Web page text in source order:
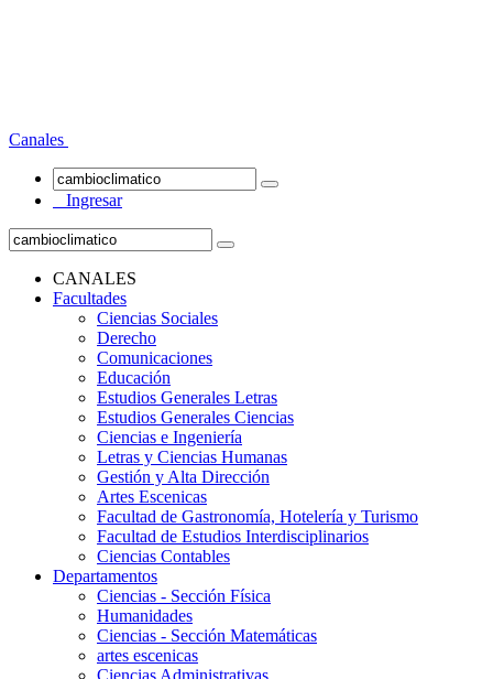
Canales
Ingresar
CANALES
Facultades
Ciencias Sociales
Derecho
Comunicaciones
Educación
Estudios Generales Letras
Estudios Generales Ciencias
Ciencias e Ingeniería
Letras y Ciencias Humanas
Gestión y Alta Dirección
Artes Escenicas
Facultad de Gastronomía, Hotelería y Turismo
Facultad de Estudios Interdisciplinarios
Ciencias Contables
Departamentos
Ciencias - Sección Física
Humanidades
Ciencias - Sección Matemáticas
artes escenicas
Ciencias Administrativas